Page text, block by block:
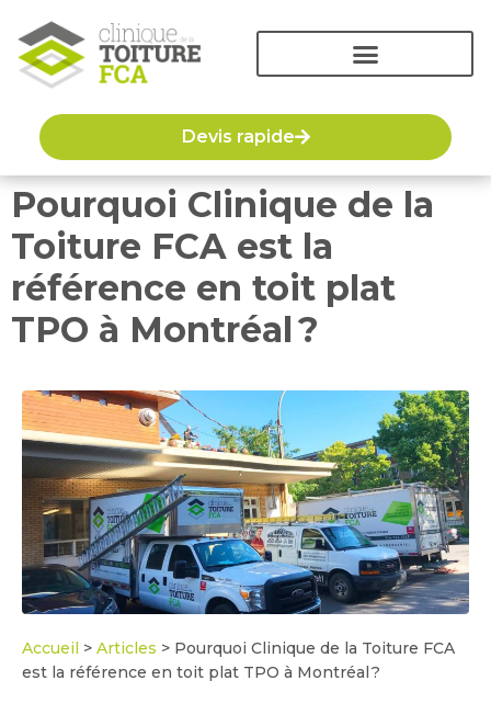
Devis rapide
Pourquoi Clinique de la
Toiture FCA est la
référence en toit plat
TPO à Montréal ?
Accueil > Articles > Pourquoi Clinique de la Toiture FCA
est la référence en toit plat TPO à Montréal ?